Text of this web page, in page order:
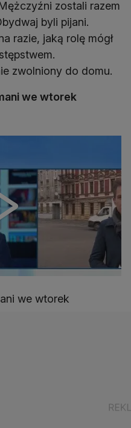
zostali razem
byli pijani.
razie, jaką rolę mógł
zwolniony do domu.
we wtorek
we wtorek